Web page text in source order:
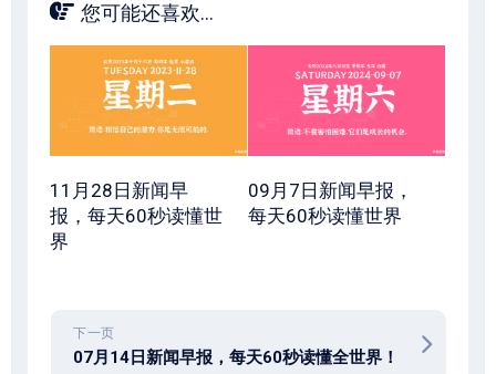
您可能还喜欢...
11月28日新闻早
报，每天60秒读懂世
界
09月7日新闻早报，
每天60秒读懂世界
下一页
07月14日新闻早报，每天60秒读懂全世界！